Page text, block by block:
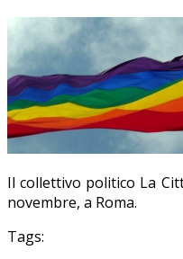
Il collettivo politico La
novembre, a Roma.
Tags: